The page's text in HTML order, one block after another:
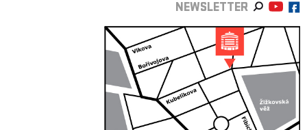
NEWSLETTER